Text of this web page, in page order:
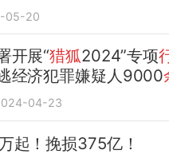
05-20
开展“猎狐2024”专项
经济犯罪嫌疑人9000
04-23
起！挽损375亿！